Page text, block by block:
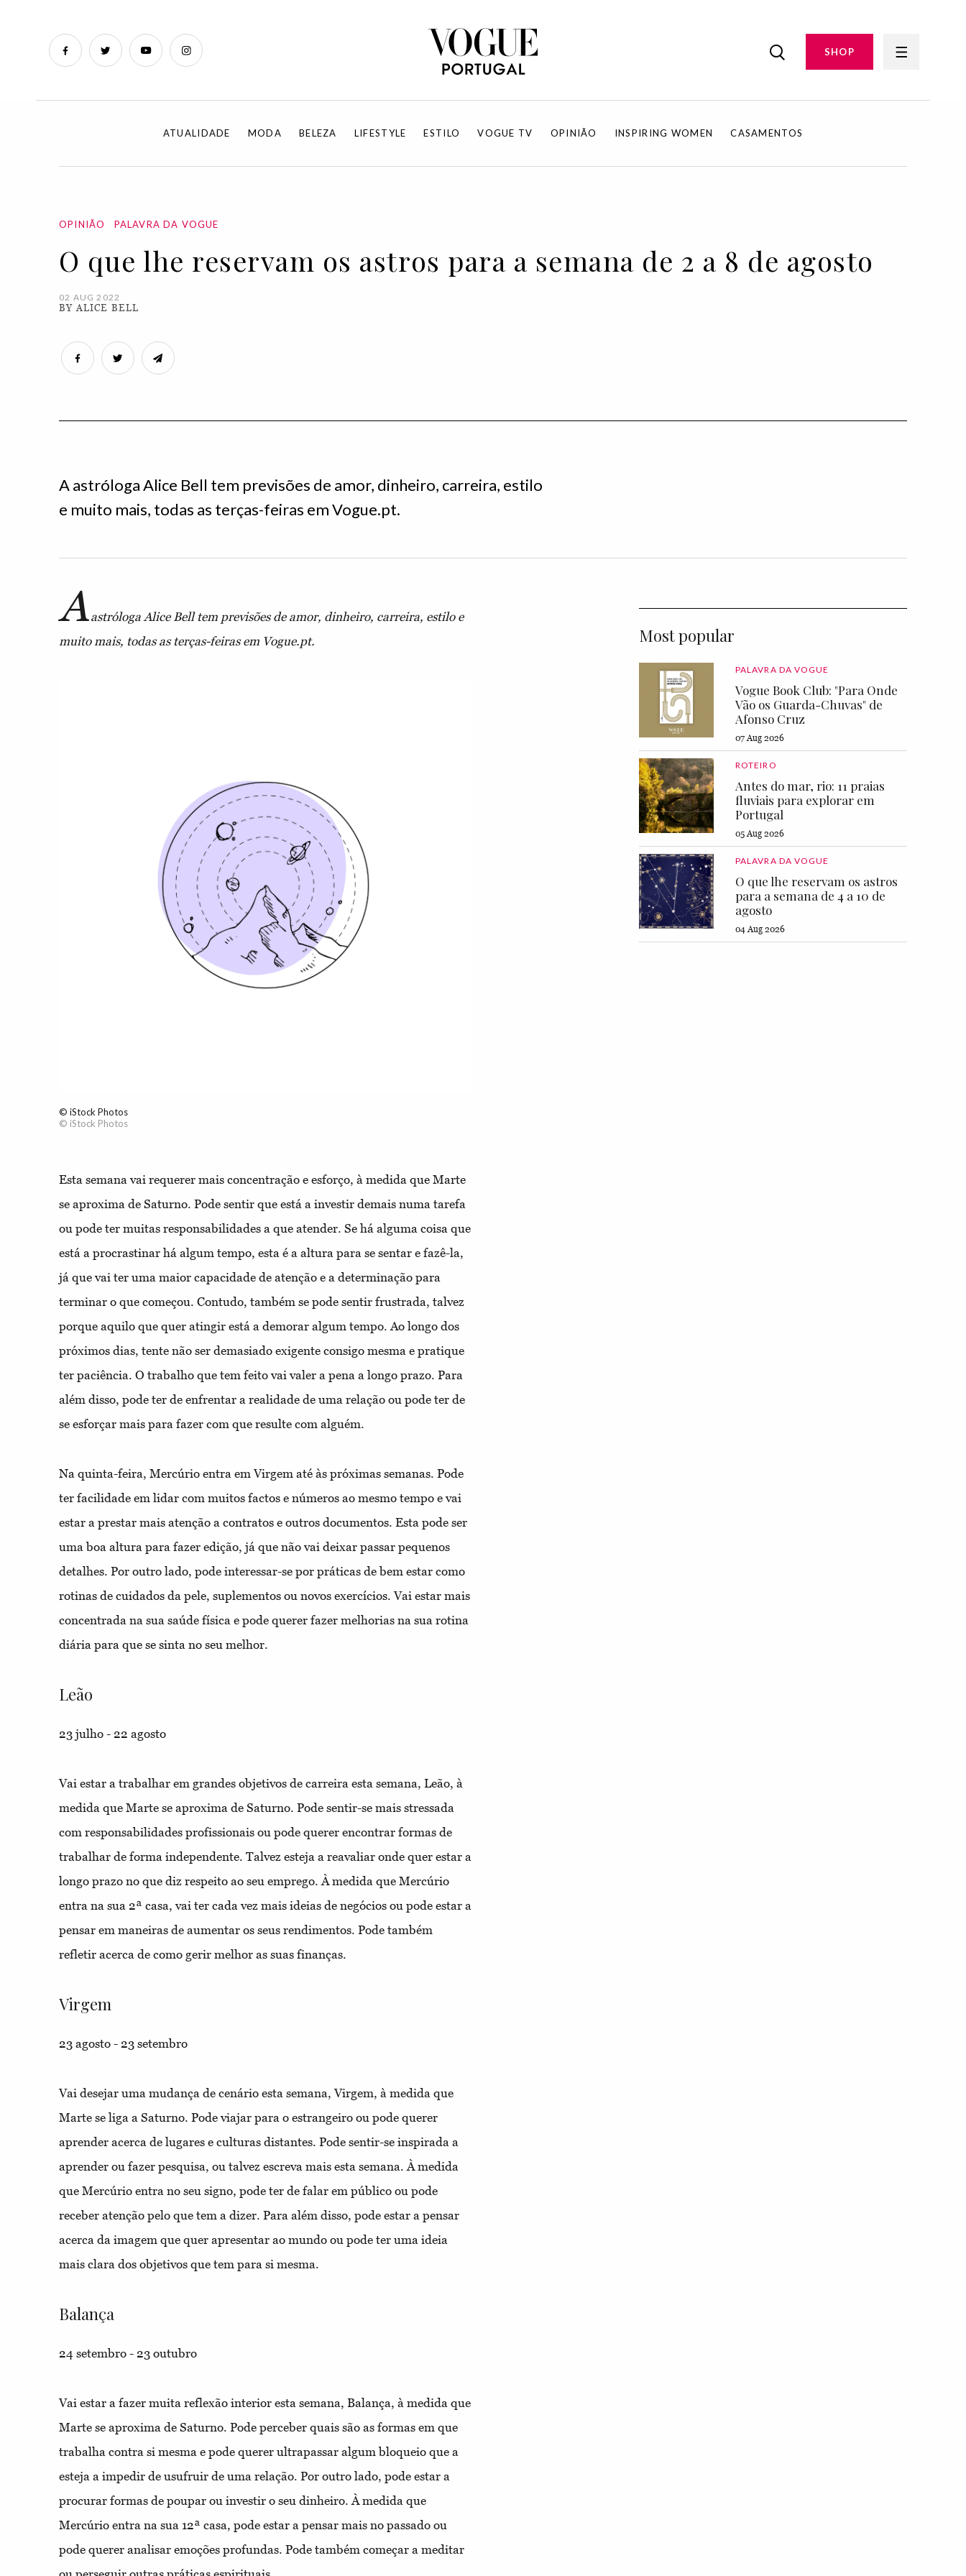
SHOP
ATUALIDADE MODA BELEZA LIFESTYLE ESTILO VOGUE TV OPINIÃO INSPIRING WOMEN CASAMENTOS
OPINIÃO PALAVRA DA VOGUE
O que lhe reservam os astros para a semana de 2 a 8 de agosto
02 AUG 2022
BY ALICE BELL
A astróloga Alice Bell tem previsões de amor, dinheiro, carreira, estilo
e muito mais, todas as terças-feiras em Vogue.pt.
Aastróloga Alice Bell tem previsões de amor, dinheiro, carreira, estilo e
muito mais, todas as terças-feiras em Vogue.pt.
© iStock Photos
© iStock Photos
Esta semana vai requerer mais concentração e esforço, à medida que Marte
se aproxima de Saturno. Pode sentir que está a investir demais numa tarefa
ou pode ter muitas responsabilidades a que atender. Se há alguma coisa que
está a procrastinar há algum tempo, esta é a altura para se sentar e fazê-la,
já que vai ter uma maior capacidade de atenção e a determinação para
terminar o que começou. Contudo, também se pode sentir frustrada, talvez
porque aquilo que quer atingir está a demorar algum tempo. Ao longo dos
próximos dias, tente não ser demasiado exigente consigo mesma e pratique
ter paciência. O trabalho que tem feito vai valer a pena a longo prazo. Para
além disso, pode ter de enfrentar a realidade de uma relação ou pode ter de
se esforçar mais para fazer com que resulte com alguém.
Na quinta-feira, Mercúrio entra em Virgem até às próximas semanas. Pode
ter facilidade em lidar com muitos factos e números ao mesmo tempo e vai
estar a prestar mais atenção a contratos e outros documentos. Esta pode ser
uma boa altura para fazer edição, já que não vai deixar passar pequenos
detalhes. Por outro lado, pode interessar-se por práticas de bem estar como
rotinas de cuidados da pele, suplementos ou novos exercícios. Vai estar mais
concentrada na sua saúde física e pode querer fazer melhorias na sua rotina
diária para que se sinta no seu melhor.
Leão
23 julho - 22 agosto
Vai estar a trabalhar em grandes objetivos de carreira esta semana, Leão, à
medida que Marte se aproxima de Saturno. Pode sentir-se mais stressada
com responsabilidades profissionais ou pode querer encontrar formas de
trabalhar de forma independente. Talvez esteja a reavaliar onde quer estar a
longo prazo no que diz respeito ao seu emprego. À medida que Mercúrio
entra na sua 2ª casa, vai ter cada vez mais ideias de negócios ou pode estar a
pensar em maneiras de aumentar os seus rendimentos. Pode também
refletir acerca de como gerir melhor as suas finanças.
Virgem
23 agosto - 23 setembro
Vai desejar uma mudança de cenário esta semana, Virgem, à medida que
Marte se liga a Saturno. Pode viajar para o estrangeiro ou pode querer
aprender acerca de lugares e culturas distantes. Pode sentir-se inspirada a
aprender ou fazer pesquisa, ou talvez escreva mais esta semana. À medida
que Mercúrio entra no seu signo, pode ter de falar em público ou pode
receber atenção pelo que tem a dizer. Para além disso, pode estar a pensar
acerca da imagem que quer apresentar ao mundo ou pode ter uma ideia
mais clara dos objetivos que tem para si mesma.
Balança
24 setembro - 23 outubro
Vai estar a fazer muita reflexão interior esta semana, Balança, à medida que
Marte se aproxima de Saturno. Pode perceber quais são as formas em que
trabalha contra si mesma e pode querer ultrapassar algum bloqueio que a
esteja a impedir de usufruir de uma relação. Por outro lado, pode estar a
procurar formas de poupar ou investir o seu dinheiro. À medida que
Mercúrio entra na sua 12ª casa, pode estar a pensar mais no passado ou
pode querer analisar emoções profundas. Pode também começar a meditar
Most popular
PALAVRA DA VOGUE
Vogue Book Club: "Para Onde
Vão os Guarda-Chuvas" de
Afonso Cruz
07 Aug 2026
ROTEIRO
Antes do mar, rio: 11 praias
fluviais para explorar em
Portugal
05 Aug 2026
PALAVRA DA VOGUE
O que lhe reservam os astros
para a semana de 4 a 10 de
agosto
04 Aug 2026